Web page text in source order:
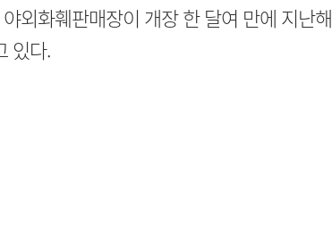
외화훼판매장이 개장 한 달여 만에 지난
있다.